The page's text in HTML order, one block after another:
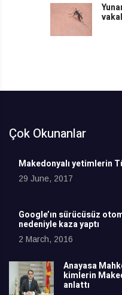
Çok Okunanlar
Makedonyalı yetimlerin
29 June, 2017
Google’ın sürücüsüz
nedeniyle kaza yaptı
2 March, 2016
Anayasa
kimlerin
anlattı